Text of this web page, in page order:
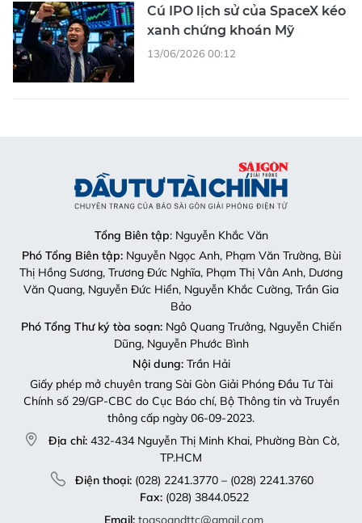
Cú IPO lịch sử của SpaceX kéo
xanh chứng khoán Mỹ
13/06/2026 00:12
Tổng Biên tập: Nguyễn Khắc Văn
Phó Tổng Biên tập:Nguyễn Ngọc Anh, Phạm Văn Trường, Bùi
Thị Hồng Sương, Trương Đức Nghĩa, Phạm Thị Vân Anh, Dương
Văn Quang, Nguyễn Đức Hiển, Nguyễn Khắc Cường, Trần Gia
Bảo
Phó Tổng Thư ký tòa soạn:Ngô Quang Trưởng, Nguyễn Chiến
Dũng, Nguyễn Phước Bình
Nội dung:Trần Hải
Giấy phép mở chuyên trang Sài Gòn Giải Phóng Đầu Tư Tài
Chính số 29/GP-CBC do Cục Báo chí, Bộ Thông tin và Truyền
thông cấp ngày 06-09-2023.
Địa chỉ: 432-434 Nguyễn Thị Minh Khai, Phường Bàn Cờ,
TP.HCM
Điện thoại:(028) 2241.3770 – (028) 2241.3760
Fax:(028) 3844.0522
Email: toasoandttc@gmail.com